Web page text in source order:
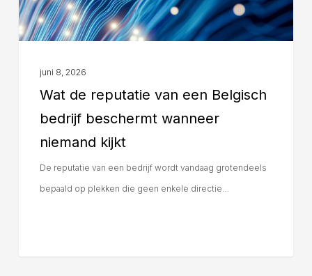
juni 8, 2026
Wat de reputatie van een Belgisch
bedrijf beschermt wanneer
niemand kijkt
De reputatie van een bedrijf wordt vandaag grotendeels
bepaald op plekken die geen enkele directie…